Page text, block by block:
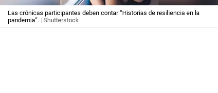
Las crónicas participantes deben contar “Historias de resiliencia en la
pandemia”. | Shutterstock